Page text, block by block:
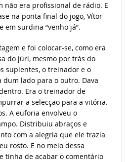
não era profissional de rádio. E
na ponta final do jogo, Vítor
em surdina “venho já”.
e foi colocar-se, como era
do júri, mesmo por trás do
suplentes, o treinador e o
dum lado para o outro. Dava
Era o treinador de
a selecção para a vitória.
A euforia envolveu o
Distribuiu abraços e
com a alegria que ele trazia
rosto. E no meio dessa
tinha de acabar o comentário